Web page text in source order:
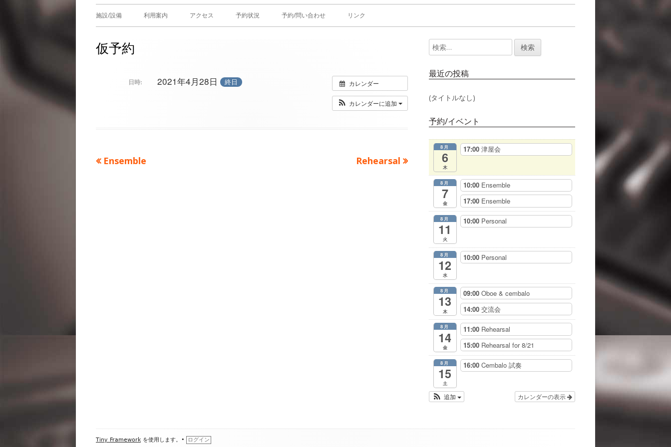
メ
ン
施設/設備 利用案内 アクセス 予約状況 予約/問い合わせ リンク
仮予約
カレンダー
カレンダーに追加
日時: 2021年4月28日 終日
投前
Ensemble
次
Rehearsal
メ
イ
ン
サ
イ
バ
検
索:
最近の投稿
(タイトルなし)
予約/イベント
8月
6
木
17:00 津屋会
8月
7
金
10:00 Ensemble
17:00 Ensemble
8月
11
火
10:00 Personal
8月
12
水
10:00 Personal
8月
13
木
09:00 Oboe & cembalo
14:00 交流会
8月
14
金
11:00 Rehearsal
15:00 Rehearsal for 8/21
8月
15
土
16:00 Cembalo 試奏
カレンダーの表示
追加
フ
Tiny Framework を使用します。 • ログイン